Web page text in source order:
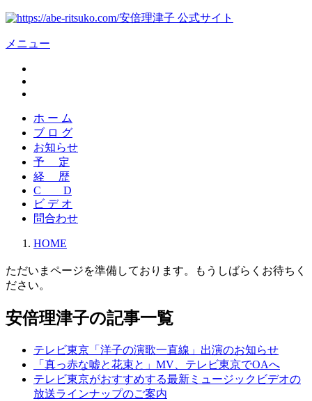
安倍理津子 公式サイト
メニュー
ホ ー ム
ブ ロ グ
お知らせ
予 定
経 歴
C D
ビ デ オ
問合わせ
HOME
ただいまページを準備しております。もうしばらくお待ちく
ださい。
安倍理津子の記事一覧
テレビ東京「洋子の演歌一直線」出演のお知らせ
「真っ赤な嘘と花束と」MV、テレビ東京でOAへ
テレビ東京がおすすめする最新ミュージックビデオの
放送ラインナップのご案内